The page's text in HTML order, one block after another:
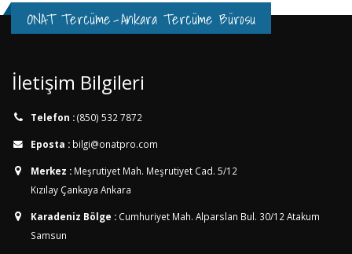
ONAT Tercüme-Ankara Tercüme Bürosu
İletişim Bilgileri
Telefon :(850) 532 7872
Eposta : bilgi@onatpro.com
Merkez : Meşrutiyet Mah. Meşrutiyet Cad. 5/12
Kızılay Çankaya Ankara
Karadeniz Bölge : Cumhuriyet Mah. Alparslan Bul. 30/12 Atakum
Samsun